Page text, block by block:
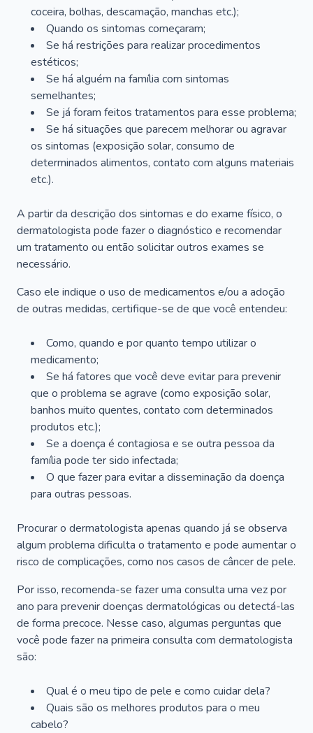
coceira, bolhas, descamação, manchas etc.);
Quando os sintomas começaram;
Se há restrições para realizar procedimentos
estéticos;
Se há alguém na família com sintomas
semelhantes;
Se já foram feitos tratamentos para esse problema;
Se há situações que parecem melhorar ou agravar
os sintomas (exposição solar, consumo de
determinados alimentos, contato com alguns materiais
etc.).
A partir da descrição dos sintomas e do exame físico, o
dermatologista pode fazer o diagnóstico e recomendar
um tratamento ou então solicitar outros exames se
necessário.
Caso ele indique o uso de medicamentos e/ou a adoção
de outras medidas, certifique-se de que você entendeu:
Como, quando e por quanto tempo utilizar o
medicamento;
Se há fatores que você deve evitar para prevenir
que o problema se agrave (como exposição solar,
banhos muito quentes, contato com determinados
produtos etc.);
Se a doença é contagiosa e se outra pessoa da
família pode ter sido infectada;
O que fazer para evitar a disseminação da doença
para outras pessoas.
Procurar o dermatologista apenas quando já se observa
algum problema dificulta o tratamento e pode aumentar o
risco de complicações, como nos casos de câncer de pele.
Por isso, recomenda-se fazer uma consulta uma vez por
ano para prevenir doenças dermatológicas ou detectá-las
de forma precoce. Nesse caso, algumas perguntas que
você pode fazer na primeira consulta com dermatologista
são:
Qual é o meu tipo de pele e como cuidar dela?
Quais são os melhores produtos para o meu
cabelo?